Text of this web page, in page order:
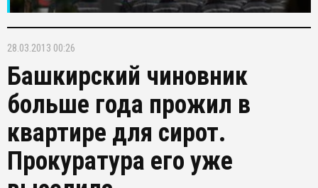
28.03.2013 00:26
Башкирский чиновник
больше года прожил в
квартире для сирот.
Прокуратура его уже